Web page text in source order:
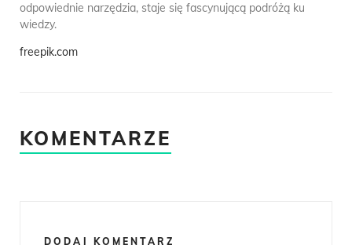
odpowiednie narzędzia, staje się fascynującą podróżą ku
wiedzy.
freepik.com
KOMENTARZE
DODAJ KOMENTARZ